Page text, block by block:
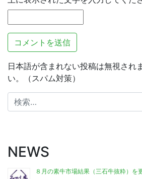
日本語が含まれない投稿は無視され
い。（スパム対策）
検
索:
NEWS
８月の素牛市場結果（三石牛抜粋）を